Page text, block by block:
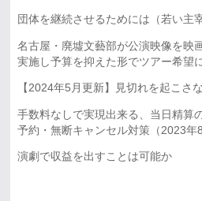
団体を継続させるためには（若い主
名古屋・廃墟文藝部が公演映像を映
実施し予算を抑えた形でツアー希望
【2024年5月更新】見切れを起こさ
手数料なしで実現出来る、当日精算
予約・無断キャンセル対策（2023年8
演劇で収益を出すことは可能か